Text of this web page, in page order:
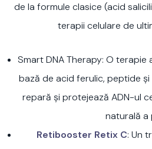
de la formule clasice (acid
terapii celulare de
Smart DNA Therapy: O
bază de acid ferulic, peptide
repară și protejează ADN-ul
naturală a
Retibooster Retix C: Un